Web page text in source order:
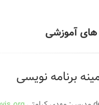
های آموزشی
برنامه نویسی